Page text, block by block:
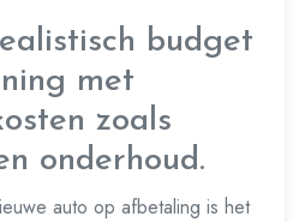
budget
met
zoals
onderhoud.
auto op afbetaling is het